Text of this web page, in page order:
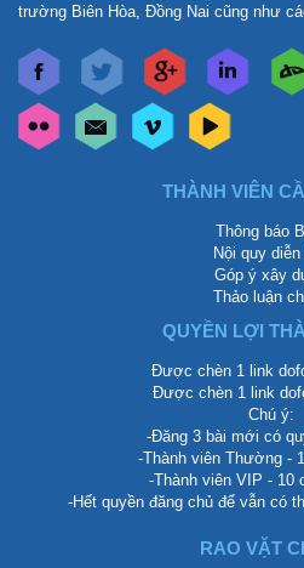
trường Biên Hòa, Đồng Nai cũng như
THÀNH VIÊN
Thông báo
Nội quy diễn
Góp ý xây
Thảo luận
QUYỀN LỢI
Được chèn 1 link
Được chèn 1 link
Chú ý:
-Đăng 3 bài mới có
-Thành viên Thường -
-Thành viên VIP - 10
-Hết quyền đăng chủ để vẫn có
RAO VẶT